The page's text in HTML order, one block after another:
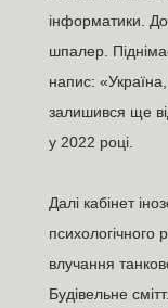
інформатики.
шпалер.
напис:
залишився ще
у 2022 році.
Далі кабінет
психологічного
влучання
Будівельне